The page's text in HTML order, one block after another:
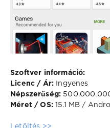
Szoftver információ:
Licenc / Ár: Ingyenes
Népszerűség:
Méret / OS:15.1 MB /
Letöltés >>